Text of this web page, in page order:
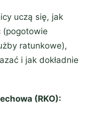
uczą się, jak
(pogotowie
ratunkowe),
i jak dokładnie
(RKO):